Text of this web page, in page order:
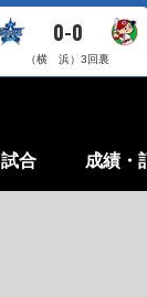
0-0
（横 浜）3回裏
試合 成績・